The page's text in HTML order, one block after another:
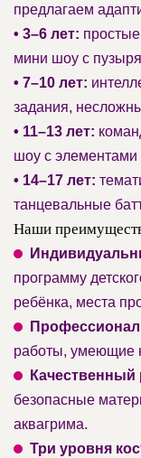
предлагаем
• 3–6 лет:
мини шоу с
• 7–10 лет:
задания,
• 11–13 лет:
шоу с элементами
• 14–17 лет:
танцевальные
Наши
программу
ребёнка, места
работы, умеющие
Качественный
безопасные
аквагрима.
Три уровня